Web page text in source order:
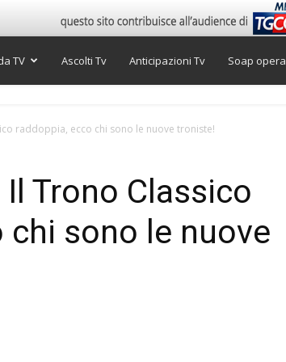
TV Ascolti Tv Anticipazioni Tv Soap opera
raddoppia, ecco chi sono le nuove troniste!
Trono Classico
chi sono le nuove